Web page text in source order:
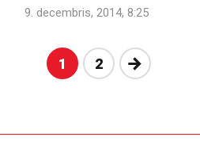
9. decembris, 2014, 8:25
1 2 Nākošā